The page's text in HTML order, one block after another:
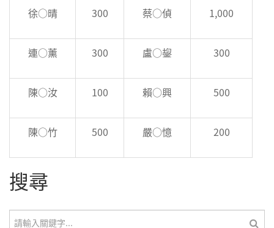
徐○晴 300 蔡○偵 1,000
連○薰 300 盧○鋆 300
陳○汝 100 賴○興 500
陳○竹 500 嚴○憶 200
搜尋
搜尋